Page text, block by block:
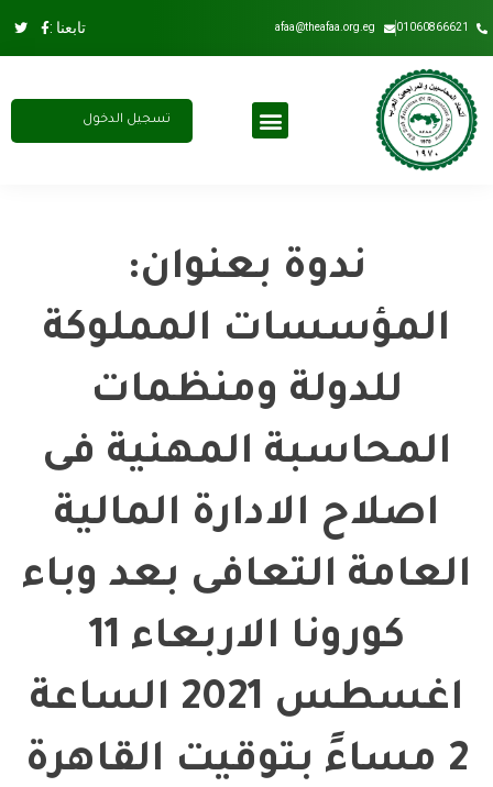
01060866621
afaa@theafaa.org.eg تابعنا :
تسجيل الدخول
ندوة بعنوان:
المؤسسات المملوكة
للدولة ومنظمات
المحاسبة المهنية فى
اصلاح الادارة المالية
العامة التعافى بعد وباء
كورونا الاربعاء 11
اغسطس 2021 الساعة
2 مساءً بتوقيت القاهرة